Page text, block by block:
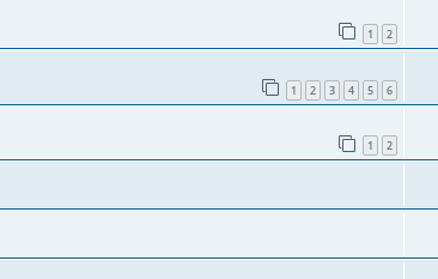
1 2
1 2 3 4 5 6
1 2